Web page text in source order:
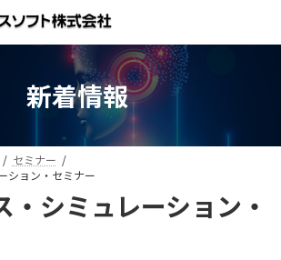
新着情報
セミナー
ション・セミナー
・シミュレーション・